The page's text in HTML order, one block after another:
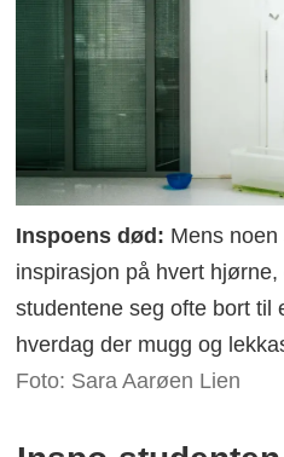
Inspoens død: Mens
inspirasjon på hvert
studentene seg ofte bort til
hverdag der mugg og
Foto: Sara Aarøen Lien